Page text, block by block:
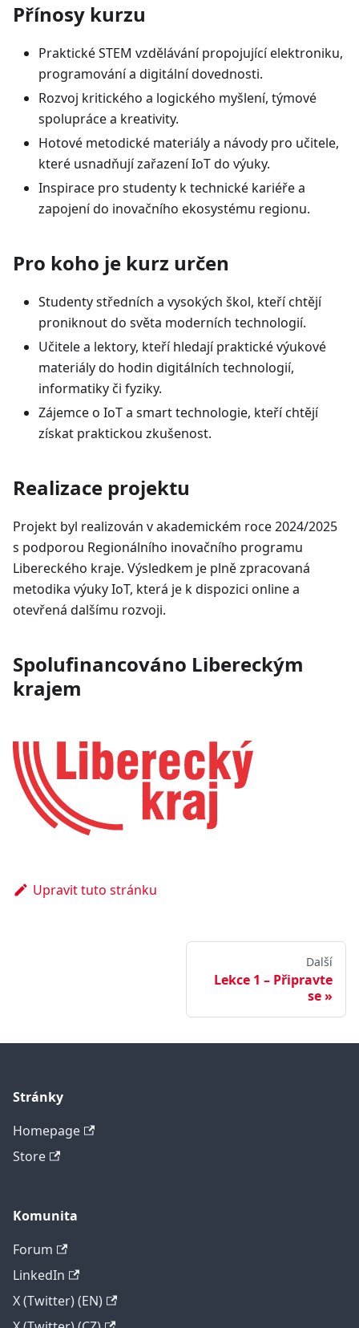
Přínosy kurzu
Praktické STEM vzdělávání propojující elektroniku,
programování a digitální dovednosti.
Rozvoj kritického a logického myšlení, týmové
spolupráce a kreativity.
Hotové metodické materiály a návody pro učitele,
které usnadňují zařazení IoT do výuky.
Inspirace pro studenty k technické kariéře a
zapojení do inovačního ekosystému regionu.
Pro koho je kurz určen
Studenty středních a vysokých škol, kteří chtějí
proniknout do světa moderních technologií.
Učitele a lektory, kteří hledají praktické výukové
materiály do hodin digitálních technologií,
informatiky či fyziky.
Zájemce o IoT a smart technologie, kteří chtějí
získat praktickou zkušenost.
Realizace projektu
Projekt byl realizován v akademickém roce 2024/2025
s podporou Regionálního inovačního programu
Libereckého kraje. Výsledkem je plně zpracovaná
metodika výuky IoT, která je k dispozici online a
otevřená dalšímu rozvoji.
Spolufinancováno Libereckým
krajem
Upravit tuto stránku
Další
Lekce 1 – Připravte
se
Stránky
Homepage
Store
Komunita
Forum
LinkedIn
X (Twitter) (EN)